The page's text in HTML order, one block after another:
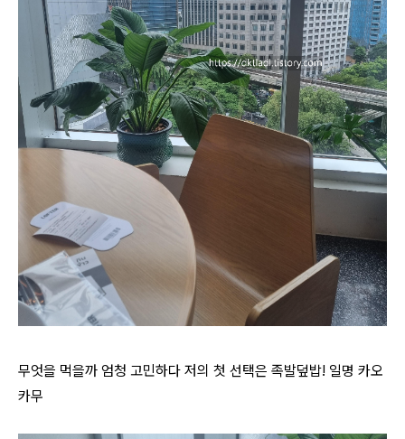
무엇을 먹을까 엄청 고민하다 저의 첫 선택은 족발덮밥! 일명 카오
카무